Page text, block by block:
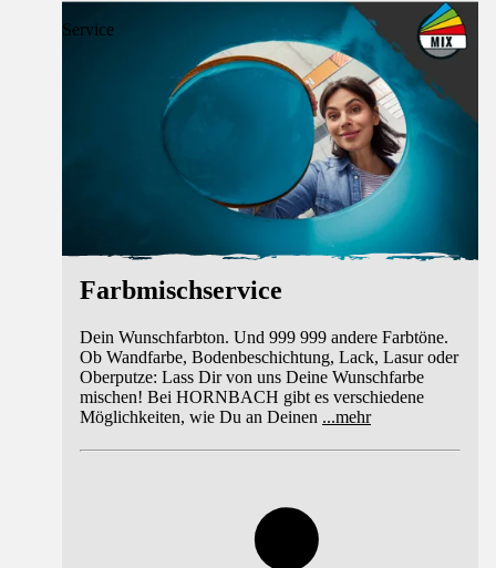
Service
Farbmischservice
Dein Wunschfarbton. Und 999 999 andere Farbtöne.
Ob Wandfarbe, Bodenbeschichtung, Lack, Lasur oder
Oberputze: Lass Dir von uns Deine Wunschfarbe
mischen! Bei HORNBACH gibt es verschiedene
Möglichkeiten, wie Du an Deinen ...mehr